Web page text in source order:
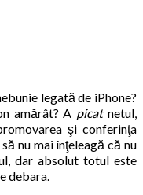
legată de iPhone?
amărât? A picatnetul,
şi conferinţa
nu mai înţeleagă că nu
dar absolut totul este
debara.